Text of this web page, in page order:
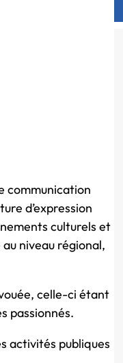
communication
d’expression
culturels et
niveau régional,
celle-ci étant
passionnés.
activités publiques